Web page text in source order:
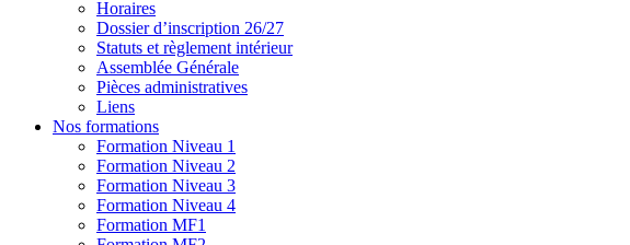
Horaires
Dossier d’inscription 26/27
Statuts et règlement intérieur
Assemblée Générale
Pièces administratives
Liens
Nos formations
Formation Niveau 1
Formation Niveau 2
Formation Niveau 3
Formation Niveau 4
Formation MF1